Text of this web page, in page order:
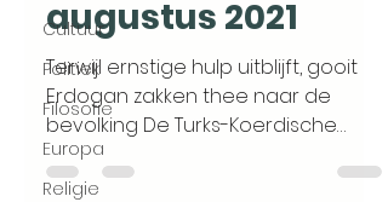
Cultuur
Politiek
Filosofie
Europa
Religie
augustus 2021
Terwijl ernstige hulp uitblijft, gooit
Erdogan zakken thee naar de
bevolking De Turks-Koerdische
romancier Yasar Kemal schreef
het ooit...